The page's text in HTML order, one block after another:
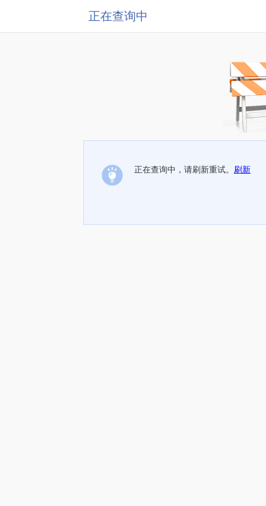
正在查询中
正在查询中，请刷新重试。 刷新